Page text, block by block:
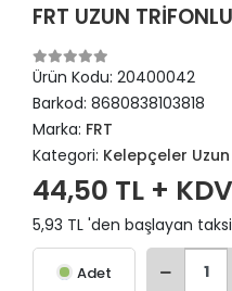
FRT UZUN
Ürün Kodu: 20400042
Barkod: 8680838103818
Marka: FRT
Kategori: Kelepçeler
44,50 TL + KDV
5,93 TL 'den başlayan
Adet